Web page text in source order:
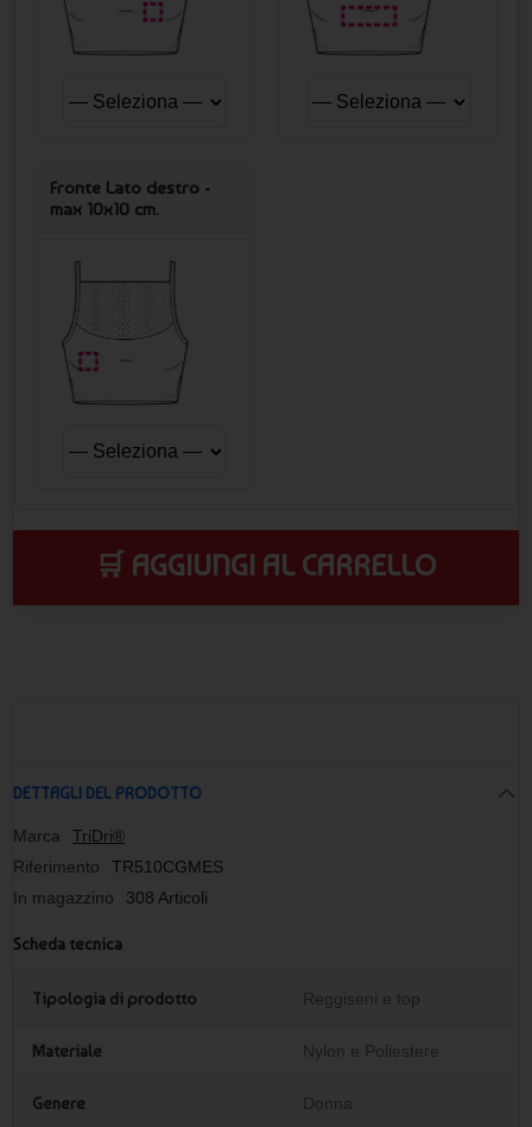
Fronte Lato destro -
max 10x10 cm.
🛒 AGGIUNGI AL CARRELLO
DETTAGLI DEL PRODOTTO
Marca
TriDri®
Riferimento
TR510CGMES
In magazzino
308 Articoli
Scheda tecnica
Tipologia di prodotto Reggiseni e top
Materiale Nylon e Poliestere
Genere Donna